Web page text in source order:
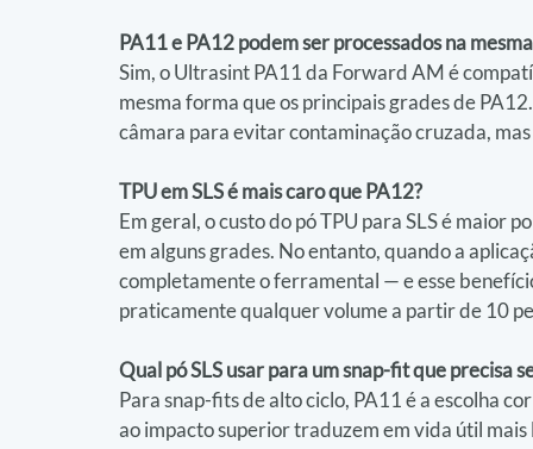
PA11 e PA12 podem ser processados na
Sim, o Ultrasint PA11 da Forward AM é
mesma forma que os principais grades de
câmara para evitar contaminação cruzada,
TPU em SLS é mais caro que PA12?
Em geral, o custo do pó TPU para SLS é maior
em alguns grades. No entanto, quando a
completamente o ferramental — e esse
praticamente qualquer volume a partir de 10
Qual pó SLS usar para um snap-fit que precisa
Para snap-fits de alto ciclo, PA11 é a escolha
ao impacto superior traduzem em vida útil